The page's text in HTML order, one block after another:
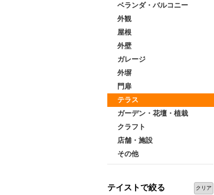
ベランダ・バルコニー
外観
屋根
外壁
ガレージ
外塀
門扉
テラス
ガーデン・花壇・植栽
クラフト
店舗・施設
その他
テイストで絞る クリア